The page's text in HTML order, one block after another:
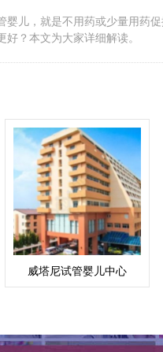
婴儿，就是不用药或少量用药
？本文为大家详细解读。
威塔尼试管婴儿中心
(Vejthani)